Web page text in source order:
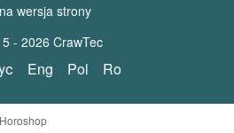
wersja strony
- 2026 CrawTec
Eng Pol Ro